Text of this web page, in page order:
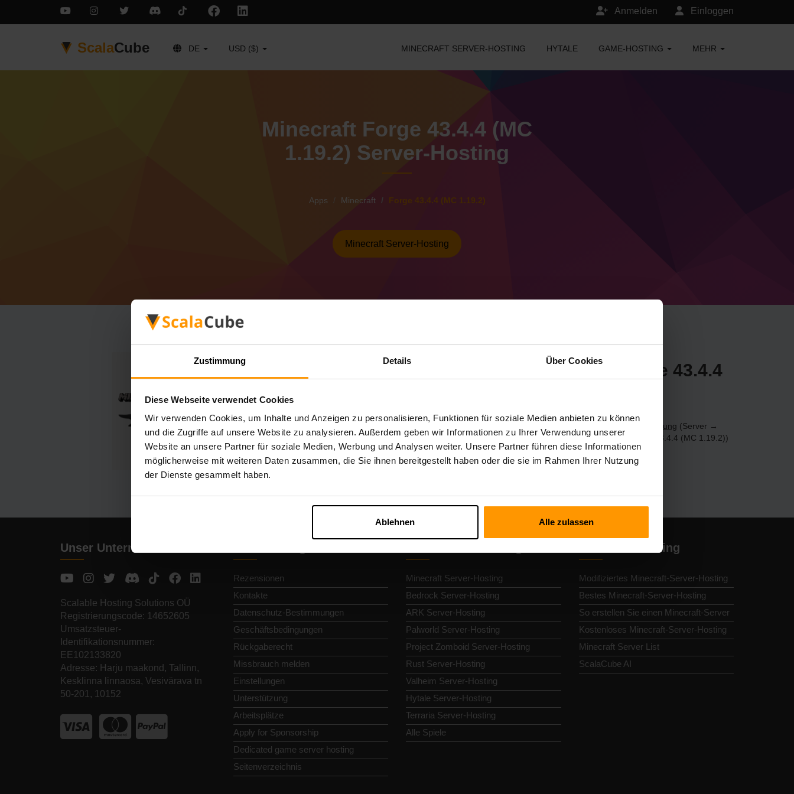
Zustimmung Details Über Cookies
Diese Webseite verwendet Cookies
Wir verwenden Cookies, um Inhalte und Anzeigen zu personalisieren, Funktionen für soziale Medien anbieten zu können
und die Zugriffe auf unsere Website zu analysieren. Außerdem geben wir Informationen zu Ihrer Verwendung unserer
Website an unsere Partner für soziale Medien, Werbung und Analysen weiter. Unsere Partner führen diese Informationen
möglicherweise mit weiteren Daten zusammen, die Sie ihnen bereitgestellt haben oder die sie im Rahmen Ihrer Nutzung
der Dienste gesammelt haben.
Ablehnen Alle zulassen
Einloggen
Anmelden
ScalaCube DE USD ($) MINECRAFT SERVER-HOSTING HYTALE GAME-HOSTING MEHR
Minecraft Forge 43.4.4 (MC
1.19.2) Server-Hosting
Apps Minecraft Forge 43.4.4 (MC 1.19.2)
Minecraft Server-Hosting
So erstellen Sie einen Minecraft Forge 43.4.4
Holen Sie sich den Minecraft-Server
von ScalaCube
Systemsteuerung (Server →
Wählen Sie Ihren Server → Spielserver → Spielserver hinzufügen → Forge 43.4.4 (MC 1.19.2))
Viel Spaß beim Spielen auf dem Server!
Unser Unternehmen
Scalable Hosting Solutions OÜ
Registrierungscode: 14652605
Umsatzsteuer-
Identifikationsnummer:
EE102133820
Adresse: Harju maakond, Tallinn,
Kesklinna linnaosa, Vesivärava tn
50-201, 10152
Rezensionen
Kontakte
Datenschutz-Bestimmungen
Geschäftsbedingungen
Rückgaberecht
Missbrauch melden
Einstellungen
Unterstützung
Arbeitsplätze
Apply for Sponsorship
Dedicated game server hosting
Seitenverzeichnis
Minecraft Server-Hosting
Bedrock Server-Hosting
ARK Server-Hosting
Palworld Server-Hosting
Project Zomboid Server-Hosting
Rust Server-Hosting
Valheim Server-Hosting
Hytale Server-Hosting
Terraria Server-Hosting
Alle Spiele
Minecraft-Hosting
Modifiziertes Minecraft-Server-Hosting
Bestes Minecraft-Server-Hosting
So erstellen Sie einen Minecraft-Server
Kostenloses Minecraft-Server-Hosting
Minecraft Server List
ScalaCube AI